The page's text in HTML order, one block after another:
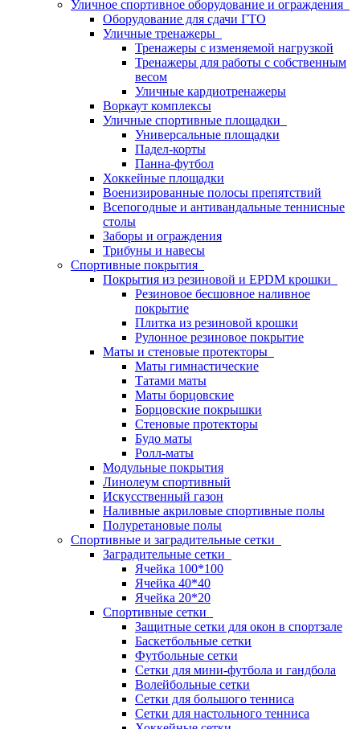
Уличное спортивное оборудование и ограждения
Оборудование для сдачи ГТО
Уличные тренажеры
Тренажеры с изменяемой нагрузкой
Тренажеры для работы с собственным
весом
Уличные кардиотренажеры
Воркаут комплексы
Уличные спортивные площадки
Универсальные площадки
Падел-корты
Панна-футбол
Хоккейные площадки
Военизированные полосы препятствий
Всепогодные и антивандальные теннисные
столы
Заборы и ограждения
Трибуны и навесы
Спортивные покрытия
Покрытия из резиновой и EPDM крошки
Резиновое бесшовное наливное
покрытие
Плитка из резиновой крошки
Рулонное резиновое покрытие
Маты и стеновые протекторы
Маты гимнастические
Татами маты
Маты борцовские
Борцовские покрышки
Стеновые протекторы
Будо маты
Ролл-маты
Модульные покрытия
Линолеум спортивный
Искусственный газон
Наливные акриловые спортивные полы
Полуретановые полы
Спортивные и заградительные сетки
Заградительные сетки
Ячейка 100*100
Ячейка 40*40
Ячейка 20*20
Спортивные сетки
Защитные сетки для окон в спортзале
Баскетбольные сетки
Футбольные сетки
Сетки для мини-футбола и гандбола
Волейбольные сетки
Сетки для большого тенниса
Сетки для настольного тенниса